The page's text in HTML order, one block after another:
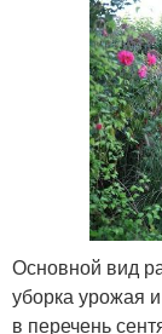
Основной вид
уборка урожая
в перечень